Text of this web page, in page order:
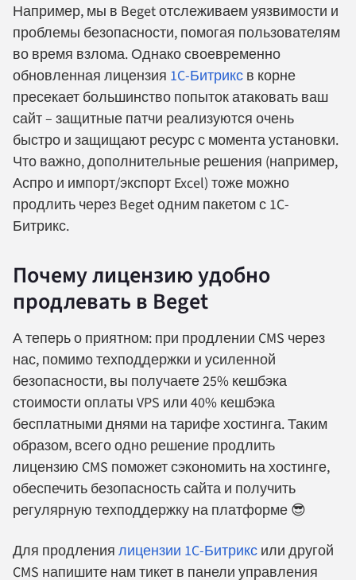
Например, мы в Beget отслеживаем уязвимости и
проблемы безопасности, помогая пользователям
во время взлома. Однако своевременно
обновленная лицензия 1C-Битрикс в корне
пресекает большинство попыток атаковать ваш
сайт – защитные патчи реализуются очень
быстро и защищают ресурс с момента установки.
Что важно, дополнительные решения (например,
Аспро и импорт/экспорт Excel) тоже можно
продлить через Beget одним пакетом с 1C-
Битрикс.
Почему лицензию удобно
продлевать в Beget
А теперь о приятном: при продлении CMS через
нас, помимо техподдержки и усиленной
безопасности, вы получаете 25% кешбэка
стоимости оплаты VPS или 40% кешбэка
бесплатными днями на тарифе хостинга. Таким
образом, всего одно решение продлить
лицензию CMS поможет сэкономить на хостинге,
обеспечить безопасность сайта и получить
регулярную техподдержку на платформе 😎
Для продления лицензии 1C-Битрикс или другой
CMS напишите нам тикет в панели управления